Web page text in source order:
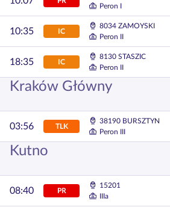
Peron I
10:35 IC
8034 ZAMOYSKI
Peron II
18:35 IC
8130 STASZIC
Peron II
Kraków Główny
03:56 TLK
38190 BURSZTYN
Peron III
Kutno
08:40 PR
15201
IIIa